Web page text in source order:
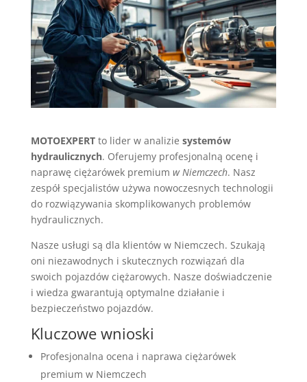
MOTOEXPERTto lider w analizie systemów
hydraulicznych. Oferujemy profesjonalną ocenę i
naprawę ciężarówek premium w Niemczech. Nasz
zespół specjalistów używa nowoczesnych technologii
do rozwiązywania skomplikowanych problemów
hydraulicznych.
Nasze usługi są dla klientów w Niemczech. Szukają
oni niezawodnych i skutecznych rozwiązań dla
swoich pojazdów ciężarowych. Nasze doświadczenie
i wiedza gwarantują optymalne działanie i
bezpieczeństwo pojazdów.
Kluczowe wnioski
Profesjonalna ocena i naprawa ciężarówek
premium w Niemczech